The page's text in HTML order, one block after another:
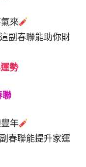
來
副春聯能助你財
勢
聯
年
春聯能提升家運